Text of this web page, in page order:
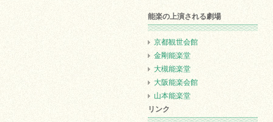
能楽の上演される劇場
京都観世会館
金剛能楽堂
大槻能楽堂
大阪能楽会館
山本能楽堂
リンク